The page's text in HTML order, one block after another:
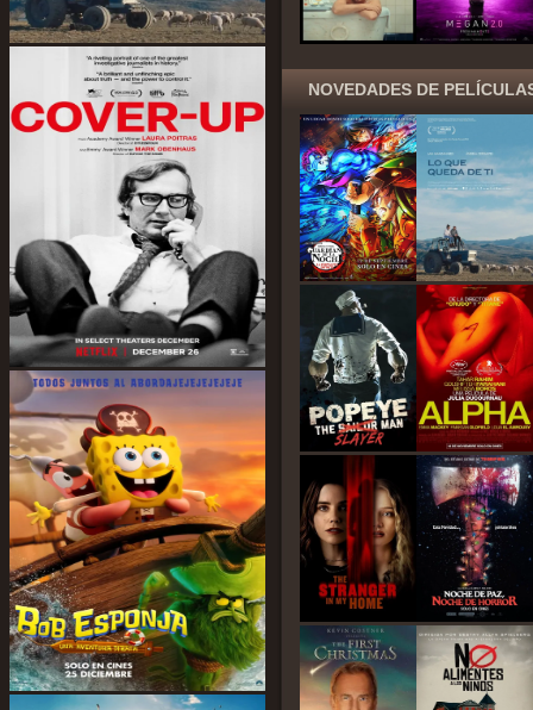
NOVEDADES DE